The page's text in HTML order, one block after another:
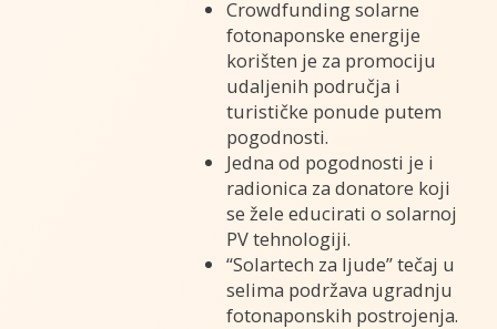
Crowdfunding solarne
fotonaponske energije
korišten je za promociju
udaljenih područja i
turističke ponude putem
pogodnosti.
Jedna od pogodnosti je i
radionica za donatore koji
se žele educirati o solarnoj
PV tehnologiji.
“Solartech za ljude” tečaj u
selima podržava ugradnju
fotonaponskih postrojenja.